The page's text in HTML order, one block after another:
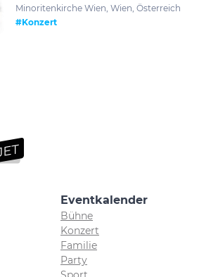
Minoritenkirche Wien, Wien, Österreich
#Konzert
Eventkalender
Bühne
Konzert
Familie
Party